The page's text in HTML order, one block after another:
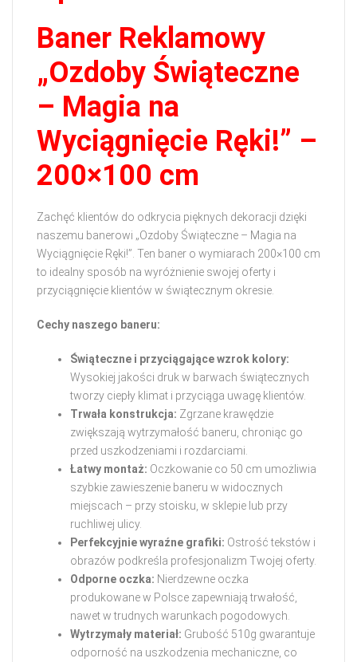
Baner Reklamowy
„Ozdoby Świąteczne
– Magia na
Wyciągnięcie Ręki!” –
200×100 cm
Zachęć klientów do odkrycia pięknych dekoracji dzięki
naszemu banerowi „Ozdoby Świąteczne – Magia na
Wyciągnięcie Ręki!”. Ten baner o wymiarach 200×100 cm
to idealny sposób na wyróżnienie swojej oferty i
przyciągnięcie klientów w świątecznym okresie.
Cechy naszego baneru:
Świąteczne i przyciągające wzrok kolory:
Wysokiej jakości druk w barwach świątecznych
tworzy ciepły klimat i przyciąga uwagę klientów.
Trwała konstrukcja: Zgrzane krawędzie
zwiększają wytrzymałość baneru, chroniąc go
przed uszkodzeniami i rozdarciami.
Łatwy montaż: Oczkowanie co 50 cm umożliwia
szybkie zawieszenie baneru w widocznych
miejscach – przy stoisku, w sklepie lub przy
ruchliwej ulicy.
Perfekcyjnie wyraźne grafiki: Ostrość tekstów i
obrazów podkreśla profesjonalizm Twojej oferty.
Odporne oczka: Nierdzewne oczka
produkowane w Polsce zapewniają trwałość,
nawet w trudnych warunkach pogodowych.
Wytrzymały materiał: Grubość 510g gwarantuje
odporność na uszkodzenia mechaniczne, co